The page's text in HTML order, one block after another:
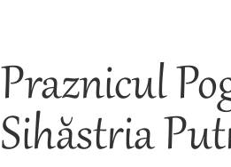
Praznicul
Sihăstria